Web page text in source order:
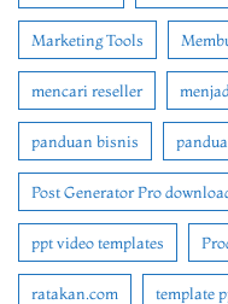
Marketing Tools
mencari reseller
panduan bisnis
Post Generator Pro
ppt video templates
ratakan.com template